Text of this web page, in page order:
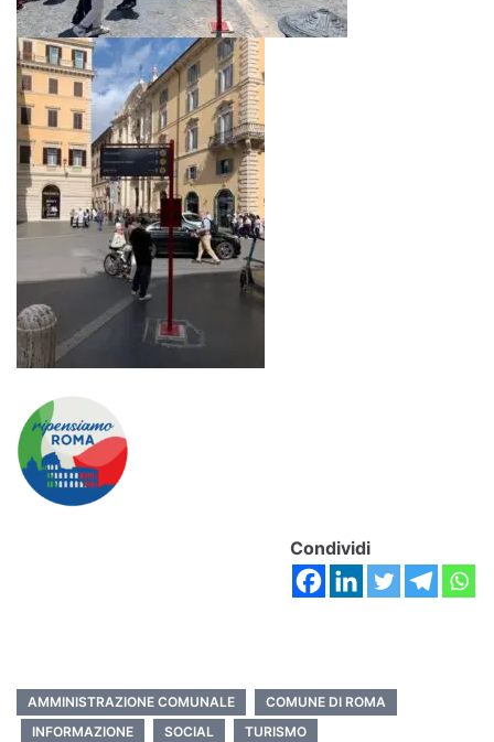
Condividi
AMMINISTRAZIONE COMUNALE
COMUNE DI ROMA
INFORMAZIONE
SOCIAL TURISMO